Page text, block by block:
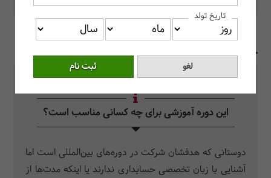
در یک نگاه سرفصل دروس سوالات متداول
این دوره آموزشی برای چه کسانی مناسب است؟
دوستانی که هدفشان شرکت در دوره‌های بین‌المللی است اما
آشنایی با زبان تخصصی حسابداری ندارند یا اینکه مدت‌ها از
تاریخ تولد